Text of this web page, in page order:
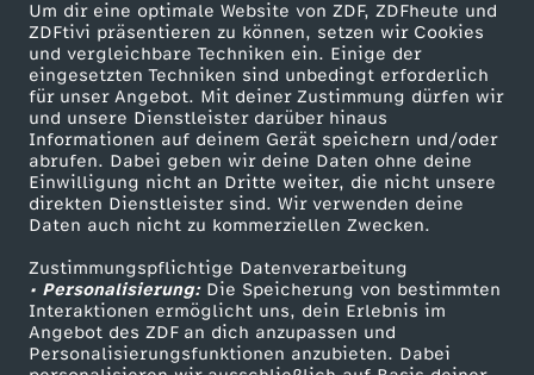
Um dir eine optimale Website von ZDF, ZDFheute und
ZDFtivi präsentieren zu können, setzen wir Cookies
und vergleichbare Techniken ein. Einige der
eingesetzten Techniken sind unbedingt erforderlich
für unser Angebot. Mit deiner Zustimmung dürfen wir
und unsere Dienstleister darüber hinaus
Informationen auf deinem Gerät speichern und/oder
abrufen. Dabei geben wir deine Daten ohne deine
Einwilligung nicht an Dritte weiter, die nicht unsere
direkten Dienstleister sind. Wir verwenden deine
Daten auch nicht zu kommerziellen Zwecken.
Zustimmungspflichtige Datenverarbeitung
• Personalisierung:Die Speicherung von bestimmten
Interaktionen ermöglicht uns, dein Erlebnis im
Angebot des ZDF an dich anzupassen und
Personalisierungsfunktionen anzubieten. Dabei
S
-
2
R
i
c
Mehr ZDF
ZDF-Apps
Smart TV
ZDFtext
Livestreams
Sendungen A-Z
TV-Programm
Service
ZDFmitreden
Kontakt zum ZDF
Tickets
Zuschauerservice
Hilfe